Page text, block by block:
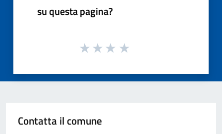
su questa pagina?
Contatta il comune